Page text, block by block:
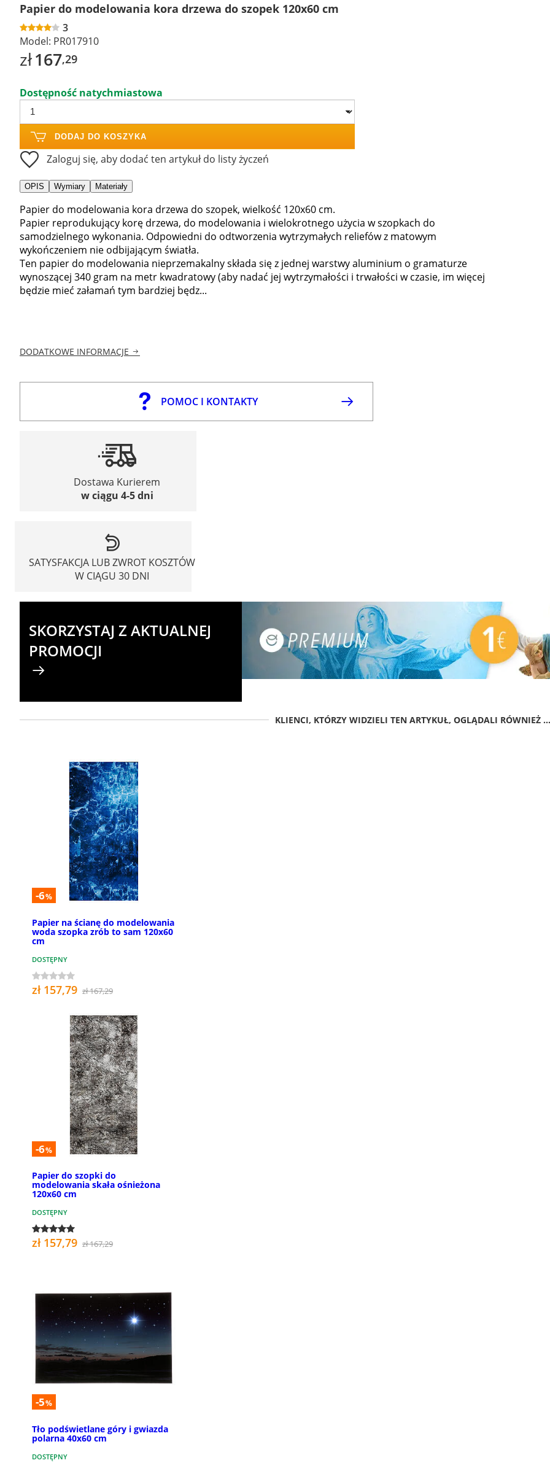
Papier do modelowania kora drzewa do szopek 120x60 cm
3
Model: PR017910
zł167,29
Dostępność natychmiastowa
DODAJ DO KOSZYKA
Zaloguj się, aby dodać ten artykuł do listy życzeń
OPIS Wymiary Materiały
Papier do modelowania kora drzewa do szopek, wielkość 120x60 cm.
Papier reprodukujący korę drzewa, do modelowania i wielokrotnego użycia w szopkach do
samodzielnego wykonania. Odpowiedni do odtworzenia wytrzymałych reliefów z matowym
wykończeniem nie odbijającym światła.
Ten papier do modelowania nieprzemakalny składa się z jednej warstwy aluminium o gramaturze
wynoszącej 340 gram na metr kwadratowy (aby nadać jej wytrzymałości i trwałości w czasie, im więcej
będzie mieć załamań tym bardziej będz...
DODATKOWE INFORMACJE
POMOC I KONTAKTY
Dostawa Kurierem
w ciągu 4-5 dni
SATYSFAKCJA LUB ZWROT KOSZTÓW
W CIĄGU 30 DNI
SKORZYSTAJ Z AKTUALNEJ
PROMOCJI
KLIENCI, KTÓRZY WIDZIELI TEN ARTYKUŁ, OGLĄDALI RÓWNIEŻ ...
-6%
Papier na ścianę do modelowania
woda szopka zrób to sam 120x60
cm
DOSTĘPNY
zł 157,79 zł 167,29
-6%
Papier do szopki do
modelowania skała ośnieżona
120x60 cm
DOSTĘPNY
zł 157,79 zł 167,29
-5%
Tło podświetlane góry i gwiazda
polarna 40x60 cm
DOSTĘPNY